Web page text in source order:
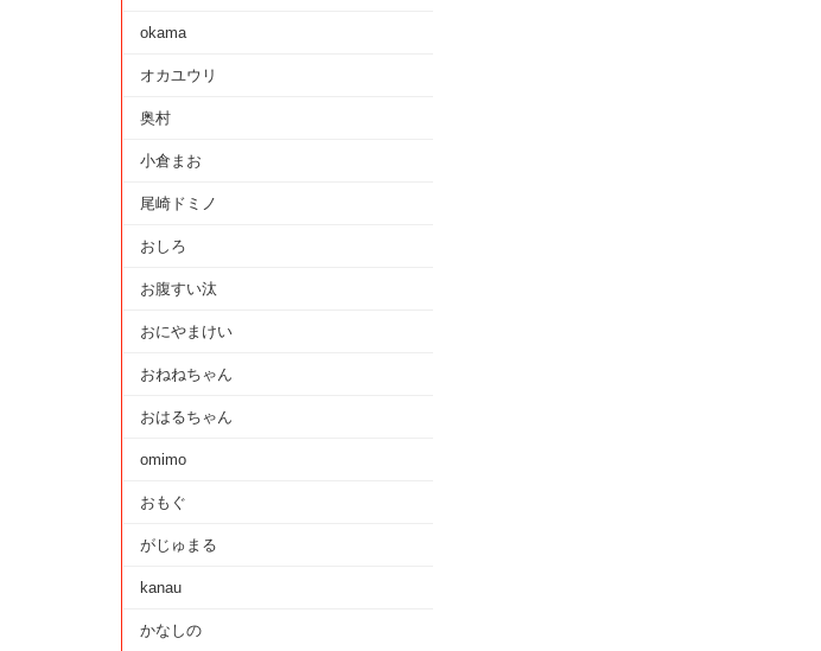
okama
オカユウリ
奥村
小倉まお
尾崎ドミノ
おしろ
お腹すい汰
おにやまけい
おねねちゃん
おはるちゃん
omimo
おもぐ
がじゅまる
kanau
かなしの